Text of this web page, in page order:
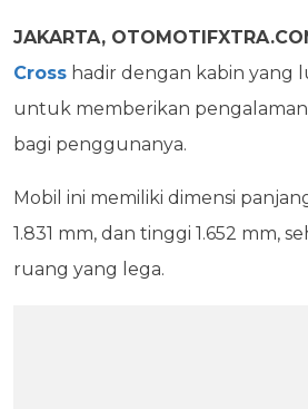
JAKARTA,
Cross hadir dengan kabin yang
untuk memberikan
bagi penggunanya.
Mobil ini memiliki dimensi
1.831 mm, dan tinggi 1.652 mm,
ruang yang lega.